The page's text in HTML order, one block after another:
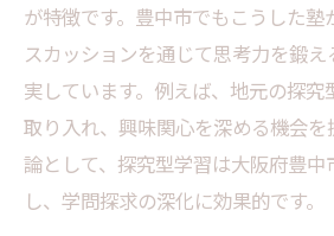
塾を活用した高校受験対策の
塾で実現する高校受験対
受験直前期に活かせる塾
ト
探究型塾が提案する効果
個別指導スクエアで伸ば
が特徴です。豊中市でもこうした塾
スカッションを通じて思考力を鍛
実しています。例えば、地元の探究
取り入れ、興味関心を深める機会を
論として、探究型学習は大阪府豊
し、学問探求の深化に効果的です。